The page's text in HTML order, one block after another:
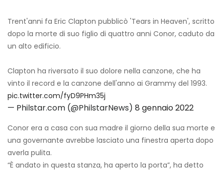
Trent'anni fa Eric Clapton pubblicò 'Tears in Heaven', scritto
dopo la morte di suo figlio di quattro anni Conor, caduto da
un alto edificio.
Clapton ha riversato il suo dolore nella canzone, che ha
vinto il record e la canzone dell'anno ai Grammy del 1993.
pic.twitter.com/fyD9PHm35j
— Philstar.com (@PhilstarNews) 8 gennaio 2022
Conor era a casa con sua madre il giorno della sua morte e
una governante avrebbe lasciato una finestra aperta dopo
averla pulita.
“È andato in questa stanza, ha aperto la porta”, ha detto